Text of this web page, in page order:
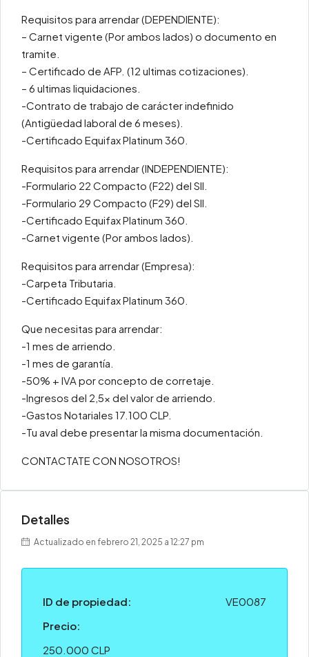
Requisitos para arrendar (DEPENDIENTE):
– Carnet vigente (Por ambos lados) o documento en
tramite.
– Certificado de AFP. (12 ultimas cotizaciones).
– 6 ultimas liquidaciones.
-Contrato de trabajo de carácter indefinido
(Antigüedad laboral de 6 meses).
-Certificado Equifax Platinum 360.
Requisitos para arrendar (INDEPENDIENTE):
-Formulario 22 Compacto (F22) del SII.
-Formulario 29 Compacto (F29) del SII.
-Certificado Equifax Platinum 360.
-Carnet vigente (Por ambos lados).
Requisitos para arrendar (Empresa):
-Carpeta Tributaria.
-Certificado Equifax Platinum 360.
Que necesitas para arrendar:
-1 mes de arriendo.
-1 mes de garantía.
-50% + IVA por concepto de corretaje.
-Ingresos del 2,5x del valor de arriendo.
-Gastos Notariales 17.100 CLP.
-Tu aval debe presentar la misma documentación.
CONTACTATE CON NOSOTROS!
Detalles
Actualizado en febrero 21, 2025 a 12:27 pm
ID de propiedad:
VE0087
Precio:
250.000 CLP